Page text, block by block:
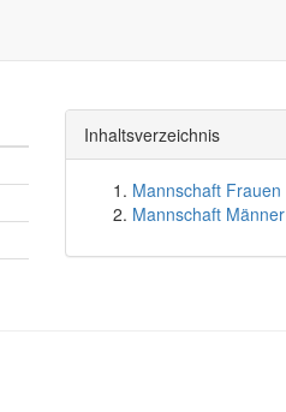
Inhaltsverzeichnis
Mannschaft Frauen
Mannschaft Männer